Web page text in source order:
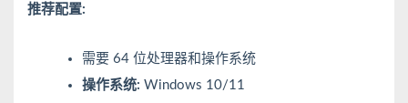
推荐配置:
需要 64 位处理器和操作系统
操作系统: Windows 10/11